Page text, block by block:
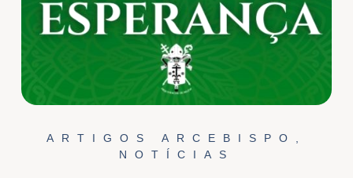
ARTIGOS ARCEBISPO
NOTÍCIAS